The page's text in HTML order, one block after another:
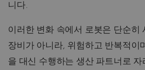
니다.
이러한 변화 속에서 로봇은 단순히
장비가 아니라, 위험하고 반복적이
을 대신 수행하는 생산 파트너로 자